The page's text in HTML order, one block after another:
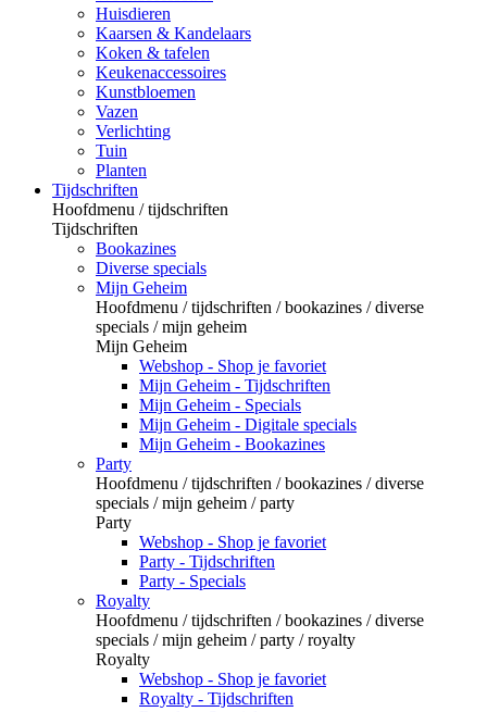
Huisdieren
Kaarsen & Kandelaars
Koken & tafelen
Keukenaccessoires
Kunstbloemen
Vazen
Verlichting
Tuin
Planten
Tijdschriften
Hoofdmenu / tijdschriften
Tijdschriften
Bookazines
Diverse specials
Mijn Geheim
Hoofdmenu / tijdschriften / bookazines / diverse
specials / mijn geheim
Mijn Geheim
Webshop - Shop je favoriet
Mijn Geheim - Tijdschriften
Mijn Geheim - Specials
Mijn Geheim - Digitale specials
Mijn Geheim - Bookazines
Party
Hoofdmenu / tijdschriften / bookazines / diverse
specials / mijn geheim / party
Party
Webshop - Shop je favoriet
Party - Tijdschriften
Party - Specials
Royalty
Hoofdmenu / tijdschriften / bookazines / diverse
specials / mijn geheim / party / royalty
Royalty
Webshop - Shop je favoriet
Royalty - Tijdschriften